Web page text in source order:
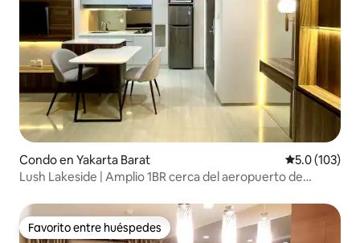
Condo en Yakarta Barat Calificación
5.0 (103)
Lush Lakeside | Amplio 1BR cerca del aeropuerto de
Favorito entre huéspedes
Favorito entre huéspedes